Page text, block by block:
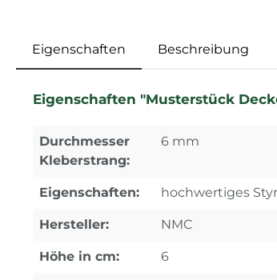
Eigenschaften Beschreibung
Eigenschaften "Musterstück
Durchmesser
Kleberstrang:
6 mm
Eigenschaften: hochwertiges
Hersteller: NMC
Höhe in cm: 6